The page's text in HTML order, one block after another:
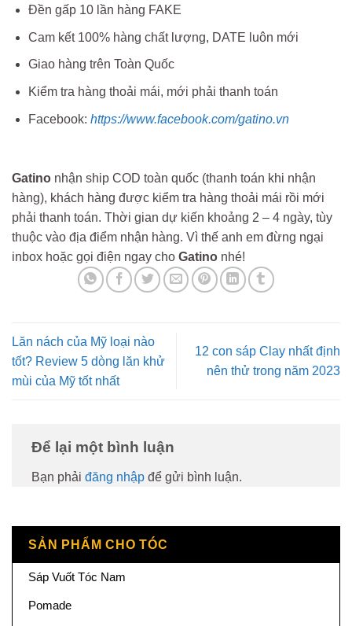
SẢN PHẨM CHO TÓC
Sáp Vuốt Tóc Nam
Pomade
Đền gấp 10 lần hàng FAKE
Cam kết 100% hàng chất lượng, DATE luôn mới
Giao hàng trên Toàn Quốc
Kiểm tra hàng thoải mái, mới phải thanh toán
Facebook: https://www.facebook.com/gatino.vn
Gatino nhận ship COD toàn quốc (thanh toán khi nhận
hàng), khách hàng được kiểm tra hàng thoải mái rồi mới
phải thanh toán. Thời gian dự kiến khoảng 2 – 4 ngày, tùy
thuộc vào địa điểm nhận hàng. Vì thế anh em đừng ngại
inbox hoặc gọi điện ngay cho Gatino nhé!
Lăn nách của Mỹ loại nào
tốt? Review 5 dòng lăn khử
mùi của Mỹ tốt nhất
12 con sáp Clay nhất định
nên thử trong năm 2023
Để lại một bình luận
Bạn phải đăng nhập để gửi bình luận.